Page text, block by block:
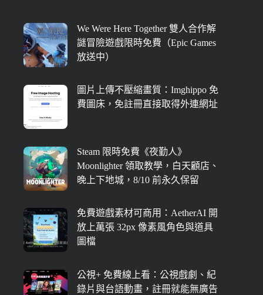
We Were Here Together 雙人合作解
謎冒險遊戲限時免費（Epic Games
放送中）
圖片上傳不壓縮畫質：Imghippo 免
費圖床，免註冊直接取得外連網址
Steam 限時免費《夜勤人》
Moonlighter 領取教學，白天顧店、
晚上下地城，8/10 前永久保留
免費遊戲素材可商用：AetherAI 開
放上萬張 32px 像素風角色與道具
圖檔
公視+ 免費線上看：公視戲劇、紀
錄片與台語動畫，註冊就能無廣告